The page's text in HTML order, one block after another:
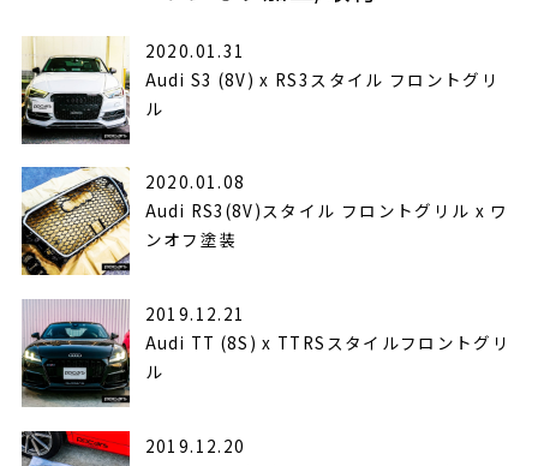
2020.01.31
Audi S3 (8V) x RS3スタイル フロントグリ
ル⁣⁣
2020.01.08
Audi RS3(8V)スタイル フロントグリル x ワ
ンオフ塗装⁣
2019.12.21
Audi TT (8S) x TTRSスタイルフロントグリ
ル⁣
2019.12.20